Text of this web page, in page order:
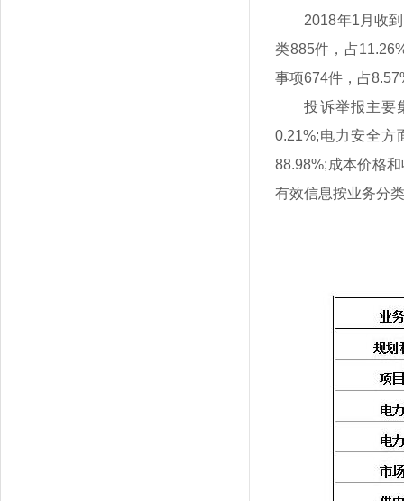
2018年1月收
类885件，占
事项674件，占
投诉举报主要
0.21%;电力安全方
88.98%;成本价格
有效信息按业务分